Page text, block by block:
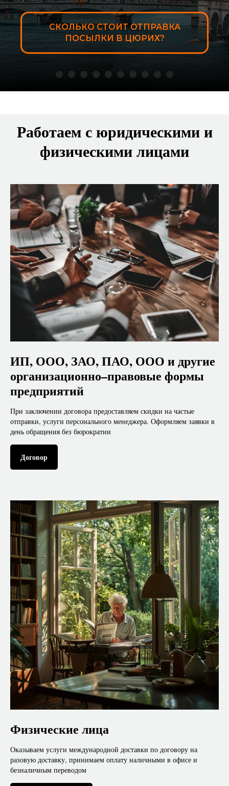
СКОЛЬКО СТОИТ ОТПРАВКА
ПОСЫЛКИ В ЖЕНЕВУ?
Работаем с юридическими и
физическими лицами
ИП, ООО, ЗАО, ПАО, ООО и другие
организационно–правовые формы
предприятий
При заключении договора предоставляем скидки на частые
отправки, услуги персонального менеджера. Оформляем заявки в
день обращения без бюрократии
Договор
Физические лица
Оказываем услуги международной доставки по договору на
разовую доставку, принимаем оплату наличными в офисе и
безналичным переводом